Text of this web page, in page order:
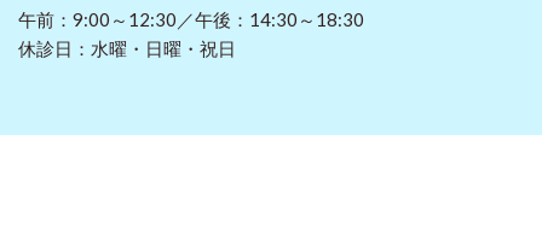
午前：9:00～12:30／午後：14:30～18:30
休診日：水曜・日曜・祝日